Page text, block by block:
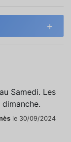
Samedi. Les
le 30/09/2024